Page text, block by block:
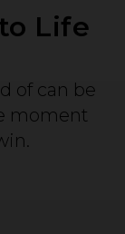
Life
of can be
moment